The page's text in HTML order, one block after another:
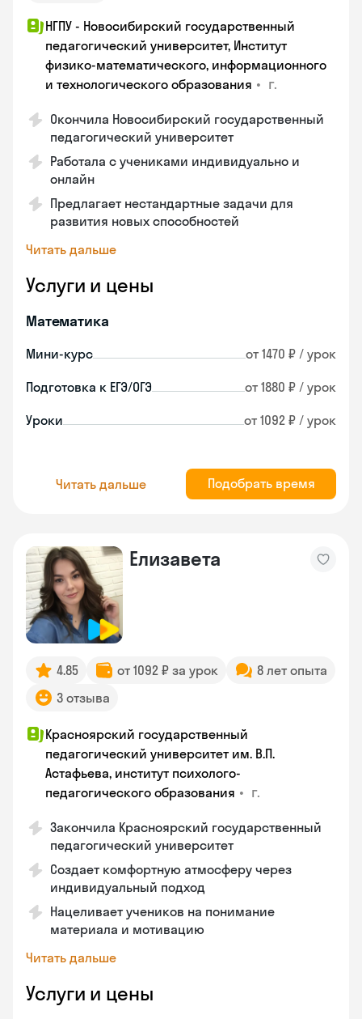
НГПУ - Новосибирский государственный
педагогический университет, Институт
физико-математического, информационного
и технологического образования • г.
Окончила Новосибирский государственный
педагогический университет
Работала с учениками индивидуально и
онлайн
Предлагает нестандартные задачи для
развития новых способностей
Читать дальше
Услуги и цены
Математика
Мини-курс от 1470 ₽ / урок
Подготовка к ЕГЭ/ОГЭ от 1880 ₽ / урок
Уроки от 1092 ₽ / урок
Читать дальше Подобрать время
Елизавета
4.85 от 1092 ₽ за урок
8 лет опыта
3 отзыва
Красноярский государственный
педагогический университет им. В.П.
Астафьева, институт психолого-
педагогического образования • г.
Закончила Красноярский государственный
педагогический университет
Создает комфортную атмосферу через
индивидуальный подход
Нацеливает учеников на понимание
материала и мотивацию
Читать дальше
Услуги и цены